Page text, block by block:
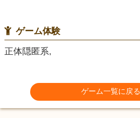
ゲーム体験
正体隠匿系,
ゲーム一覧に戻る